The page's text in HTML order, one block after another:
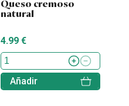
Queso cremoso
natural
4.99 €
Añadir